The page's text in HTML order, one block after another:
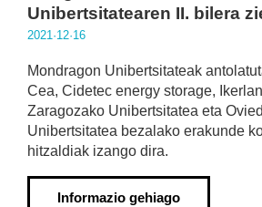
Unibertsitatearen II. bilera
2021·12·16
Mondragon Unibertsitateak
Cea, Cidetec energy storage,
Zaragozako Unibertsitatea eta
Unibertsitatea bezalako erakunde
hitzaldiak izango dira.
Informazio gehiago